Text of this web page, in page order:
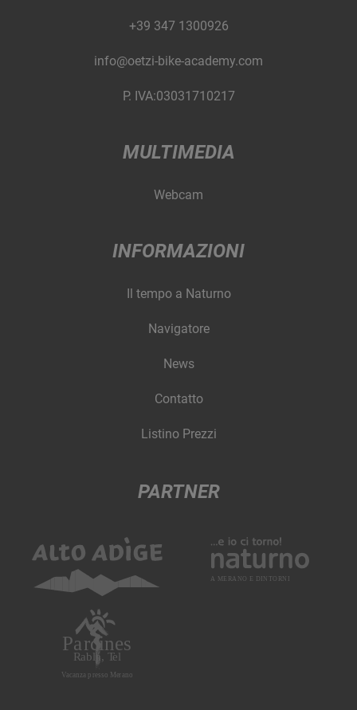
+39 347 1300926
info@oetzi-bike-academy.com
P. IVA:03031710217
MULTIMEDIA
Webcam
INFORMAZIONI
Il tempo a Naturno
Navigatore
News
Contatto
Listino Prezzi
PARTNER